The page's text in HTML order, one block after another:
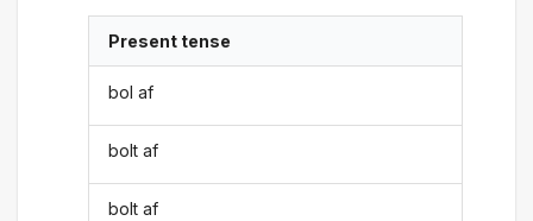
Present tense
bol af
bolt af
bolt af